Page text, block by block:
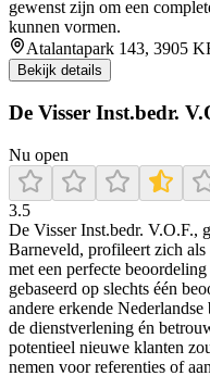
gewenst zijn om een
kunnen vormen.
Atalantapark 143, 3905
Bekijk details
De Visser Inst.bedr.
Nu open
3.5
De Visser Inst.bedr. V.O.F.,
Barneveld, profileert zich als
met een perfecte
gebaseerd op slechts één
andere erkende
de dienstverlening én
potentieel nieuwe klanten
nemen voor referenties of